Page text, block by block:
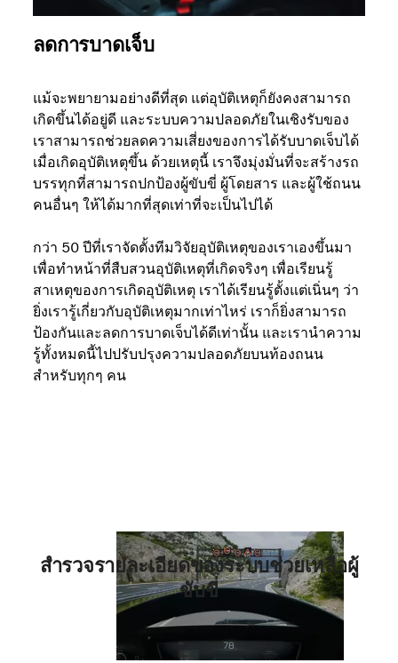
ลดการบาดเจ็บ
แม้จะพยายามอย่างดีที่สุด แต่อุบัติเหตุก็ยังคงสามารถ
เกิดขึ้นได้อยู่ดี และระบบความปลอดภัยในเชิงรับของ
เราสามารถช่วยลดความเสี่ยงของการได้รับบาดเจ็บได้
เมื่อเกิดอุบัติเหตุขึ้น ด้วยเหตุนี้ เราจึงมุ่งมั่นที่จะสร้างรถ
บรรทุกที่สามารถปกป้องผู้ขับขี่ ผู้โดยสาร และผู้ใช้ถนน
คนอื่นๆ ให้ได้มากที่สุดเท่าที่จะเป็นไปได้
กว่า 50 ปีที่เราจัดตั้งทีมวิจัยอุบัติเหตุของเราเองขึ้นมา
เพื่อทำหน้าที่สืบสวนอุบัติเหตุที่เกิดจริงๆ เพื่อเรียนรู้
สาเหตุของการเกิดอุบัติเหตุ เราได้เรียนรู้ตั้งแต่เนิ่นๆ ว่า
ยิ่งเรารู้เกี่ยวกับอุบัติเหตุมากเท่าไหร่ เราก็ยิ่งสามารถ
ป้องกันและลดการบาดเจ็บได้ดีเท่านั้น และเรานำความ
รู้ทั้งหมดนี้ไปปรับปรุงความปลอดภัยบนท้องถนน
สำหรับทุกๆ คน
สำรวจรายละเอียดของระบบช่วยเหลือผู้
ขับขี่